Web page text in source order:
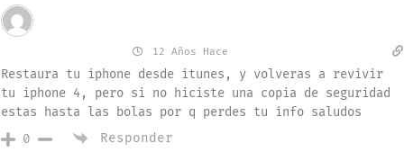
12 Años Hace
Restaura tu iphone desde itunes, y volveras a revivir
tu iphone 4, pero si no hiciste una copia de seguridad
estas hasta las bolas por q perdes tu info saludos
0
Responder